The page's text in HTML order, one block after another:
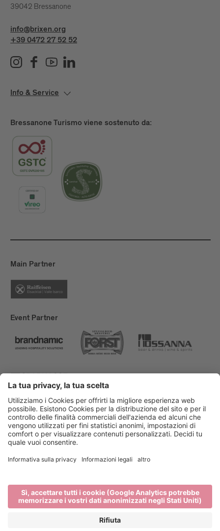
39042 Bressanone
info@brixen.org
+39 0472 27 52 52
Info & Service
Bressanone Turismo viene sostenuto da:
Main Partner
Event Partner
Bressanone Turismo
Privacy
Note legali
Finanziamenti
Mappa del sito
Cookie-Einstellungen